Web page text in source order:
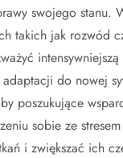
swojego stanu.
takich jak rozwód
do nowej
poszukujące
sobie ze
i zwiększać ich